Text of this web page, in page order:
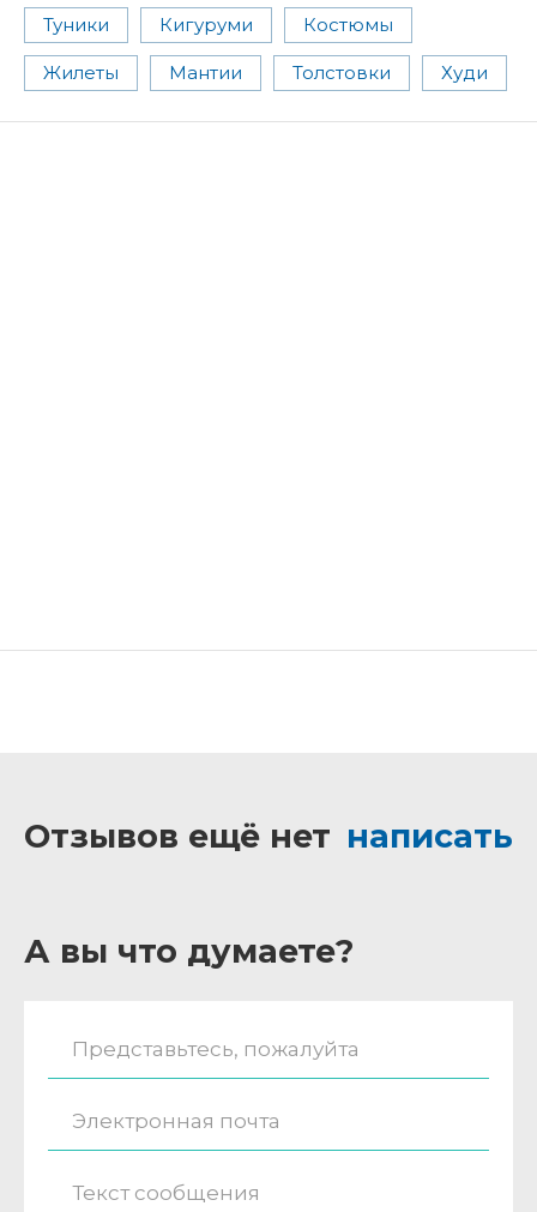
Туники Кигуруми Костюмы
Жилеты Мантии Толстовки Худи
Отзывов ещё нет написать
А вы что думаете?